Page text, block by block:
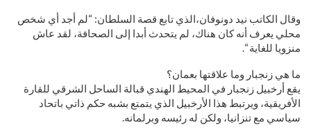
وقال الكاتب نيد دونوفان،الذي تابع قصة السلطان: “لم أجد أي شخص
محلي يعرف أنه كان هناك، لم يتحدث أبدا إلى الصحافة، لقد عاش
منزويا للغاية “.
ما هي زنجبار وما علاقتها بعمان؟
يقع أرخبيل زنجبار في المحيط الهندي قبالة الساحل الشرقي للقارة
الأفريقية، ويرتبط هذا الأرخبيل الذي يتمتع بشبه حكم ذاتي باتحاد
سياسي مع تنزانيا، ولكن له رئيسه وبرلمانه.